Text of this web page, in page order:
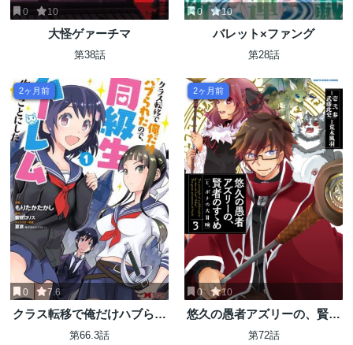
0 10
大怪ゲァーチマ
第38話
0 10
バレット×ファング
第28話
2ヶ月前
0 7.6
クラス転移で俺だけハブられ
たので、同級生ハーレム作る
第66.3話
2ヶ月前
0 10
悠久の愚者アズリーの、賢者
のすゝめ
第72話